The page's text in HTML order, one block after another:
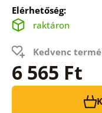
Elérhetőség:
raktáron
Kedvenc
6 565 Ft